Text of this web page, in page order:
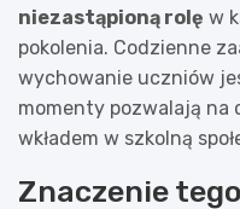
niezastąpioną rolę w
pokolenia. Codzienne
wychowanie uczniów
momenty pozwalają na
wkładem w szkolną
Znaczenie